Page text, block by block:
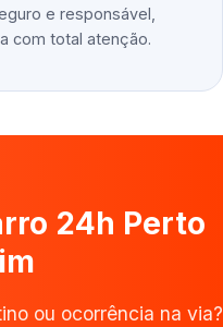
e responsável,
com total atenção.
24h Perto
ou ocorrência na via?